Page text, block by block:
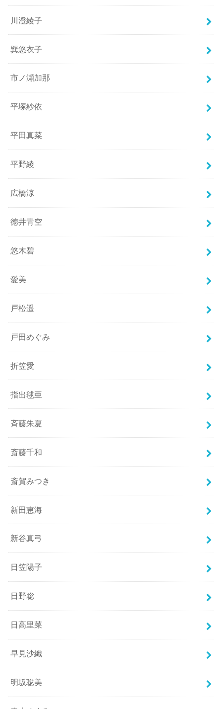
川澄綾子
巽悠衣子
市ノ瀬加那
平塚紗依
平田真菜
平野綾
広橋涼
徳井青空
悠木碧
愛美
戸松遥
戸田めぐみ
折笠愛
指出毬亜
斉藤朱夏
斎藤千和
斎賀みつき
新田恵海
新谷真弓
日笠陽子
日野聡
日高里菜
早見沙織
明坂聡美